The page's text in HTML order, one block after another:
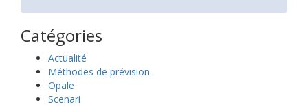
Catégories
Actualité
Méthodes de prévision
Opale
Scenari